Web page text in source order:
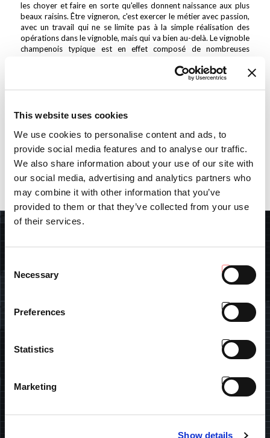
This website uses cookies
We use cookies to personalise content and ads, to
provide social media features and to analyse our traffic.
We also share information about your use of our site with
our social media, advertising and analytics partners who
may combine it with other information that you’ve
provided to them or that they’ve collected from your use
of their services.
Selection
Necessary
Preferences
Statistics
Marketing
Show details
les choyer et faire en sorte qu'elles donnent naissance aux plus
beaux raisins. Être vigneron, c'est exercer le métier avec passion,
avec un travail qui ne se limite pas à la simple réalisation des
opérations dans le vignoble, mais qui va bien au-delà. Le vignoble
champenois typique est en effet composé de nombreuses
champenois ont vécu en observant attentivement les
caractéristiques et les besoins de leur vignoble avec patience,
écoute et amour de leur territoire, particulièrement délicat et...
chaque vigneron, se transmet la passion de cette excellence,
d'innovations permanentes, notamment du point de vue de la
mécanisation nécessaire à la réalisation de ce type de culture si
Voir la vidéo
RECHERCHER LE CONCESSIONNAIRE
FRANCE